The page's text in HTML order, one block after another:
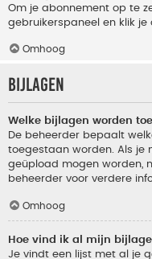
Om je abonnement op te
gebruikerspaneel en klik je
Omhoog
Bijlagen
Welke bijlagen worden
De beheerder bepaalt
toegestaan worden. Als je
geüpload mogen worden,
beheerder voor verdere
Omhoog
Hoe vind ik al mijn
Je vindt een lijst met al je